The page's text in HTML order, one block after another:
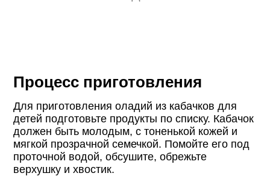
Процесс приготовления
Для приготовления оладий из кабачков для
детей подготовьте продукты по списку. Кабачок
должен быть молодым, с тоненькой кожей и
мягкой прозрачной семечкой. Помойте его под
проточной водой, обсушите, обрежьте
верхушку и хвостик.